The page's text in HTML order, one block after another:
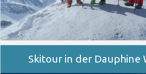
Skitour in der Dauphine